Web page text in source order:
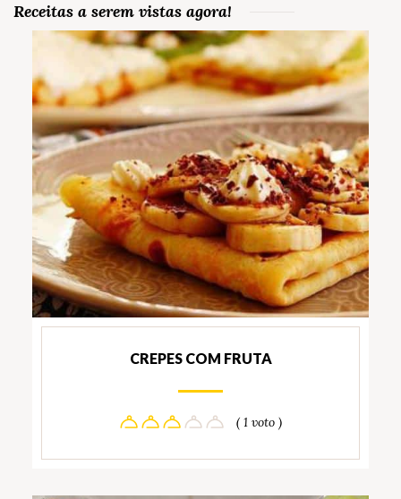
Receitas a serem vistas agora!
CREPES COM FRUTA
( 1 voto )